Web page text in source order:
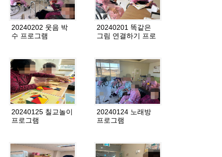
20240202 웃음 박
수 프로그램
20240201 똑같은
그림 연결하기 프로
20240125 칠교놀이
프로그램
20240124 노래방
프로그램